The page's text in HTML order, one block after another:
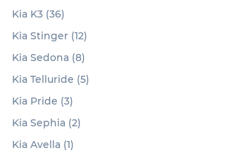
Kia K3 (36)
Kia Stinger (12)
Kia Sedona (8)
Kia Telluride (5)
Kia Pride (3)
Kia Sephia (2)
Kia Avella (1)